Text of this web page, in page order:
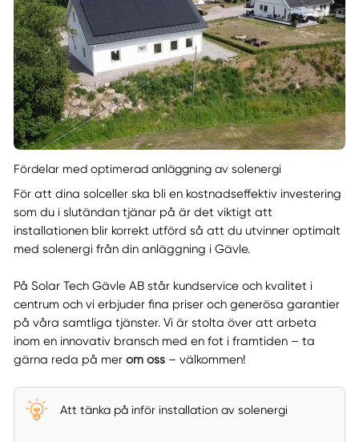
Fördelar med optimerad anläggning av solenergi
För att dina solceller ska bli en kostnadseffektiv investering
som du i slutändan tjänar på är det viktigt att
installationen blir korrekt utförd så att du utvinner optimalt
med solenergi från din anläggning i Gävle.
På Solar Tech Gävle AB står kundservice och kvalitet i
centrum och vi erbjuder fina priser och generösa garantier
på våra samtliga tjänster. Vi är stolta över att arbeta
inom en innovativ bransch med en fot i framtiden – ta
gärna reda på mer om oss– välkommen!
Att tänka på inför installation av solenergi